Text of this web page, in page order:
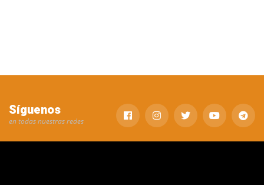
Síguenos
en todas nuestras redes